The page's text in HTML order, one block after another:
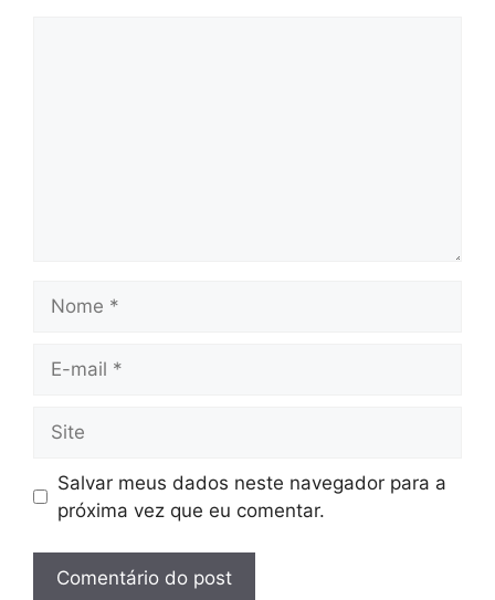
mail
Salvar meus dados neste navegador para a
próxima vez que eu comentar.